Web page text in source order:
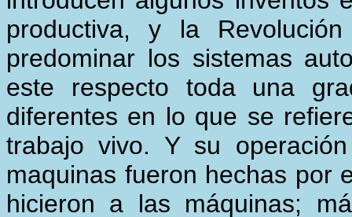
productiva, y la
predominar los sistemas
este respecto toda una
diferentes en lo que se
trabajo vivo. Y su
maquinas fueron hechas por
hicieron a las máquinas;